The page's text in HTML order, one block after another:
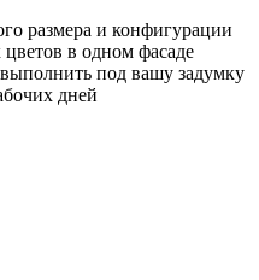
размера и конфигурации
в одном фасаде
под вашу задумку
дней